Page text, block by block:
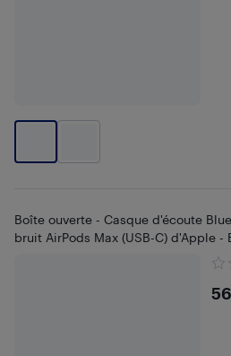
Boîte ouverte - Casque d'écoute
bruit AirPods Max (USB-C) d'Apple -